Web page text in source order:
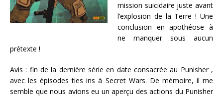
mission suicidaire juste avant
l’explosion de la Terre ! Une
conclusion en apothéose à
ne manquer sous aucun
prétexte !
Avis : fin de la dernière série en date consacrée au Punisher ,
avec les épisodes ties ins à Secret Wars. De mémoire, il me
semble que nous avions eu un aperçu des actions du Punisher